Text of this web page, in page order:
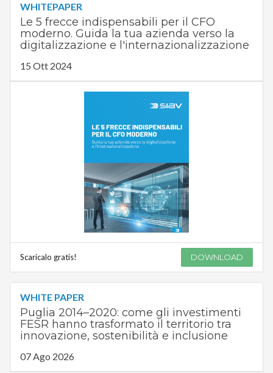
WHITEPAPER
Le 5 frecce indispensabili per il CFO
moderno. Guida la tua azienda verso la
digitalizzazione e l'internazionalizzazione
15 Ott 2024
Scaricalo gratis! DOWNLOAD
WHITE PAPER
Puglia 2014–2020: come gli investimenti
FESR hanno trasformato il territorio tra
innovazione, sostenibilità e inclusione
07 Ago 2026